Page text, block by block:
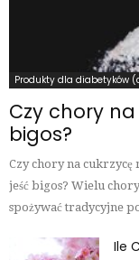
Produkty dla diabetyków
Czy chory
bigos?
Czy chory na cukrzycę
jeść bigos? Wielu
spożywać tradycyjne
Ile